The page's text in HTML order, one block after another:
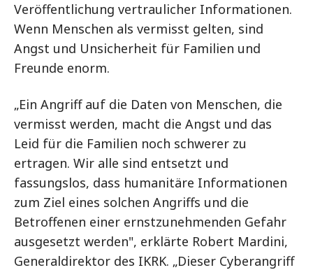
Veröffentlichung vertraulicher Informationen.
Wenn Menschen als vermisst gelten, sind
Angst und Unsicherheit für Familien und
Freunde enorm.
„Ein Angriff auf die Daten von Menschen, die
vermisst werden, macht die Angst und das
Leid für die Familien noch schwerer zu
ertragen. Wir alle sind entsetzt und
fassungslos, dass humanitäre Informationen
zum Ziel eines solchen Angriffs und die
Betroffenen einer ernstzunehmenden Gefahr
ausgesetzt werden", erklärte Robert Mardini,
Generaldirektor des IKRK. „Dieser Cyberangriff